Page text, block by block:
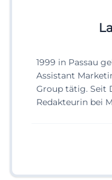
1999 in Passau
Assistant
Group tätig. Seit
Redakteurin bei